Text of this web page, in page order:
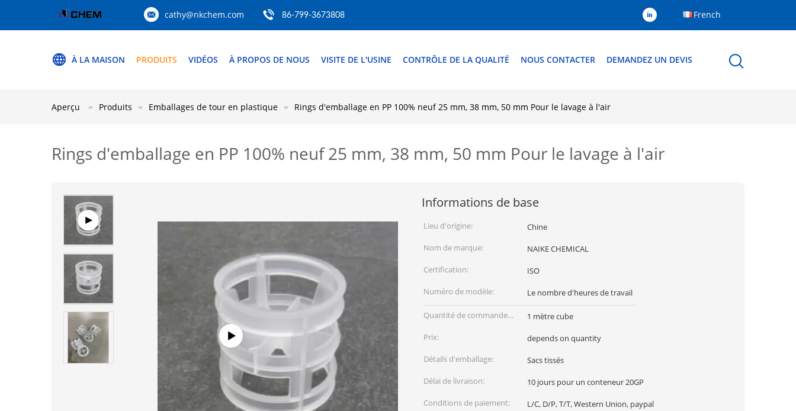
cathy@nkchem.com 86-799-3673808 French
À LA MAISON PRODUITS VIDÉOS À PROPOS DE NOUS VISITE DE L'USINE CONTRÔLE DE LA QUALITÉ NOUS CONTACTER DEMANDEZ UN DEVIS
Aperçu Produits Emballages de tour en plastique Rings d'emballage en PP 100% neuf 25 mm, 38 mm, 50 mm Pour le lavage à l'air
Rings d'emballage en PP 100% neuf 25 mm, 38 mm, 50 mm Pour le lavage à l'air
Informations de base
Lieu d'origine:
Chine
Nom de marque:
NAIKE CHEMICAL
Certification:
ISO
Numéro de modèle:
Le nombre d'heures de travail
Quantité de commande
min:
1 mètre cube
Prix:
depends on quantity
Détails d'emballage:
Sacs tissés
Délai de livraison:
10 jours pour un conteneur 20GP
Conditions de paiement:
L/C, D/P, T/T, Western Union, paypal